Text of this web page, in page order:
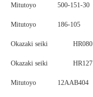
Mitutoyo 500-151-30
Mitutoyo 186-105
Okazaki seiki HR080
Okazaki seiki HR127
Mitutoyo 12AAB404